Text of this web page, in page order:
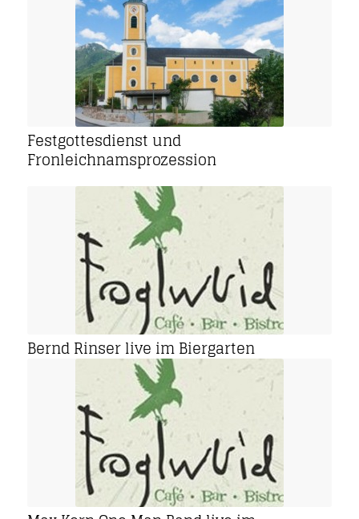
Festgottesdienst und
Fronleichnamsprozession
Bernd Rinser live im Biergarten